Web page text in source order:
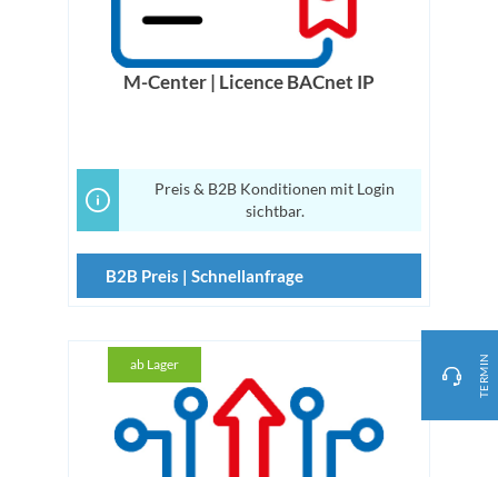
TERMIN
M-Center | Licence BACnet IP
Preis & B2B Konditionen mit Login
sichtbar.
B2B Preis | Schnellanfrage
ab Lager